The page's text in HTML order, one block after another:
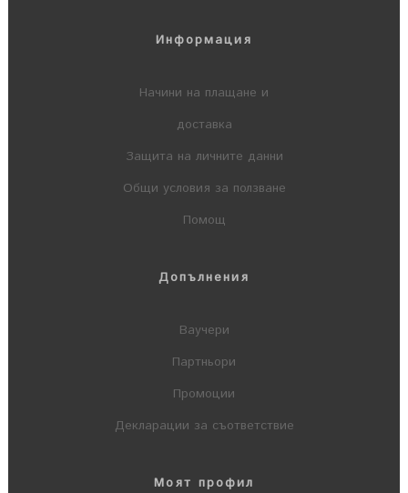
Информация
Начини на плащане и
доставка
Защита на личните данни
Общи условия за ползване
Помощ
Допълнения
Ваучери
Партньори
Промоции
Декларации за съответствие
Моят профил